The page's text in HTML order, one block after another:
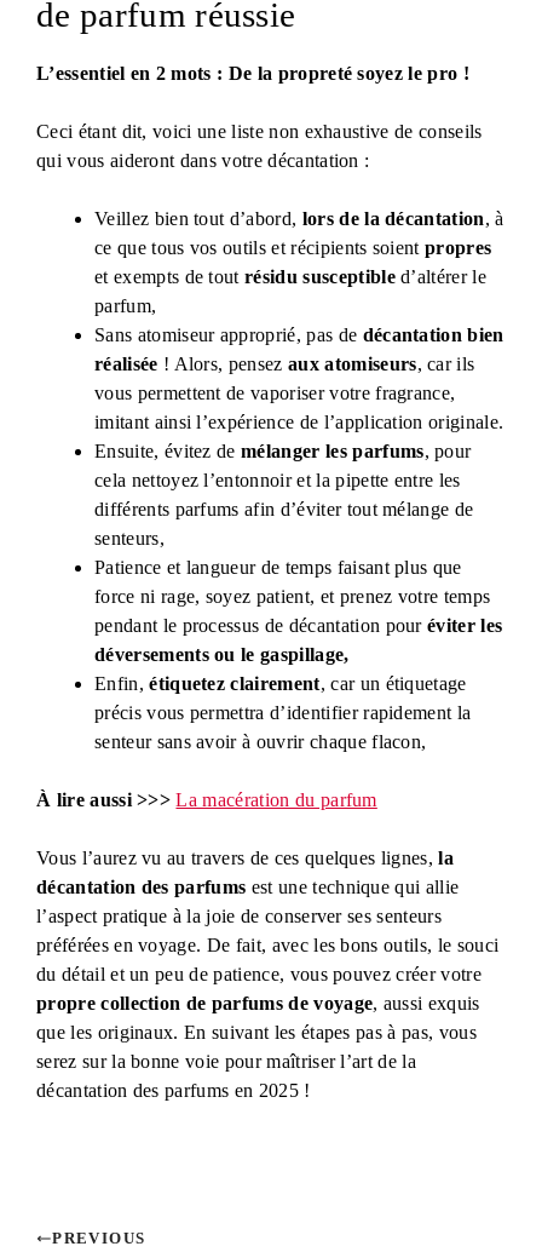
de parfum réussie
L’essentiel en 2 mots : De la propreté soyez le pro !
Ceci étant dit, voici une liste non exhaustive de conseils
qui vous aideront dans votre décantation :
Veillez bien tout d’abord, lors de la décantation, à
ce que tous vos outils et récipients soient propres
et exempts de toutrésidu susceptibled’altérer le
parfum,
Sans atomiseur approprié, pas de décantation bien
réalisée ! Alors, pensezaux atomiseurs, car ils
vous permettent de vaporiser votre fragrance,
imitant ainsi l’expérience de l’application originale.
Ensuite, évitez demélanger les parfums, pour
cela nettoyez l’entonnoir et la pipette entre les
différents parfums afin d’éviter tout mélange de
senteurs,
Patience et langueur de temps faisant plus que
force ni rage, soyez patient, et prenez votre temps
pendant le processus de décantation pouréviter les
déversements ou le gaspillage,
Enfin,étiquetez clairement, car un étiquetage
précis vous permettra d’identifier rapidement la
senteur sans avoir à ouvrir chaque flacon,
À lire aussi >>> La macération du parfum
Vous l’aurez vu au travers de ces quelques lignes,la
décantation des parfums est une technique qui allie
l’aspect pratique à la joie de conserver ses senteurs
préférées en voyage. De fait, avec les bons outils, le souci
du détail et un peu de patience, vous pouvez créer votre
propre collection de parfums de voyage, aussi exquis
que les originaux. En suivant les étapes pas à pas, vous
serez sur la bonne voie pour maîtriser l’art de la
décantation des parfums en 2025 !
PREVIOUS